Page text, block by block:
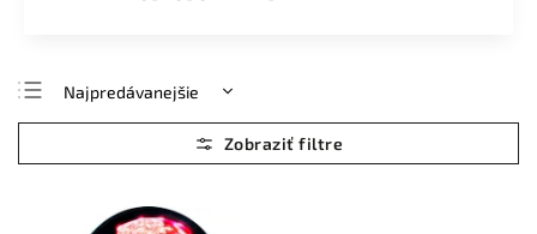
Najpredávanejšie
Najlacnejšie
Najdrahšie
Abecedne